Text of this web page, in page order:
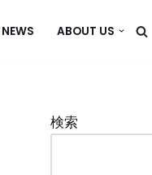
NEWS ABOUT US
検索